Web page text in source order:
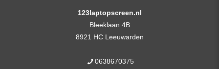
123laptopscreen.nl
Bleeklaan 4B
8921 HC Leeuwarden
0638670375